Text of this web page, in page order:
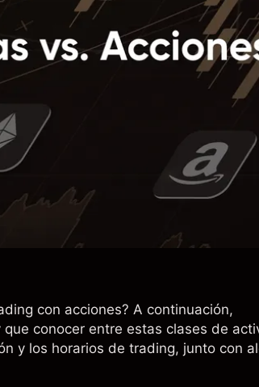
con acciones? A continuación,
conocer entre estas clases de
y los horarios de trading, junto con